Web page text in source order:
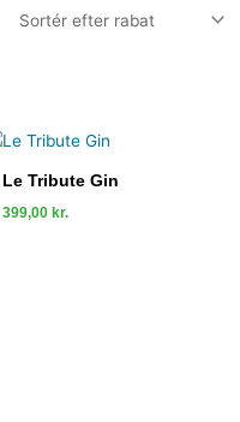
Le Tribute Gin
399,00 kr.